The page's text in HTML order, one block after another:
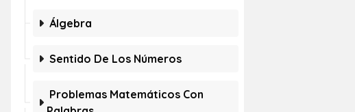
Álgebra
Sentido De Los Números
Problemas Matemáticos Con